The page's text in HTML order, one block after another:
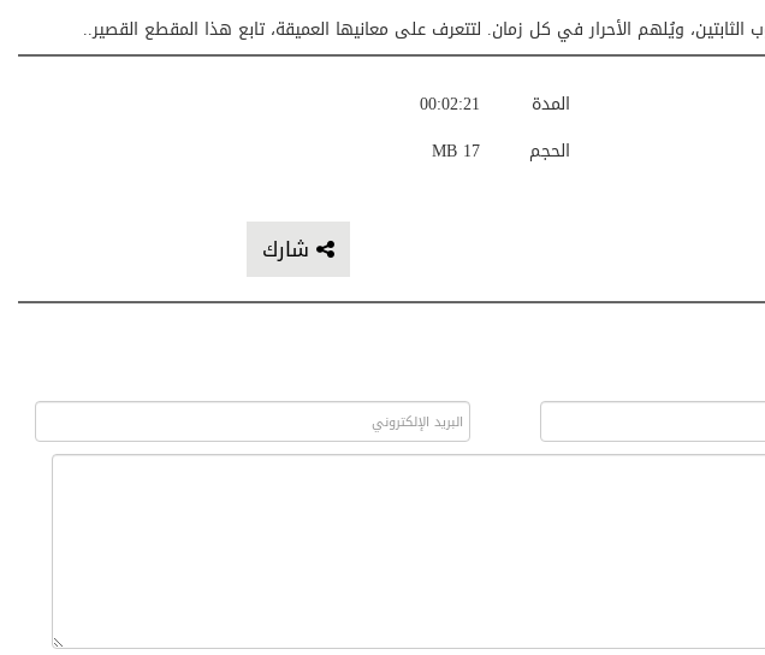
ويُلهم الأحرار في كل زمان. لتتعرف على معانيها العميقة، تابع هذا المقطع القصير..
00:02:21
المدة
17 MB
الحجم
شارك